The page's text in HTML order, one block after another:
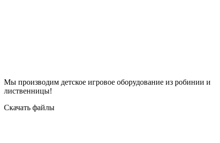
Мы производим детское игровое оборудование из робинии и
лиственницы!
Скачать файлы